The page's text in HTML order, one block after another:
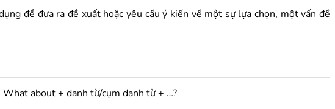
để đưa ra đề xuất hoặc yêu cầu ý kiến về một sự lựa chọn, một vấn đề
What about + danh từ/cụm danh từ + …?